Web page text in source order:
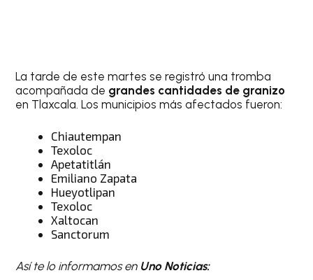
La tarde de este martes se registró una tromba
acompañada de grandes cantidades de granizo
en Tlaxcala. Los municipios más afectados fueron:
Chiautempan
Texoloc
Apetatitlán
Emiliano Zapata
Hueyotlipan
Texoloc
Xaltocan
Sanctorum
Así te lo informamos en Uno Noticias: